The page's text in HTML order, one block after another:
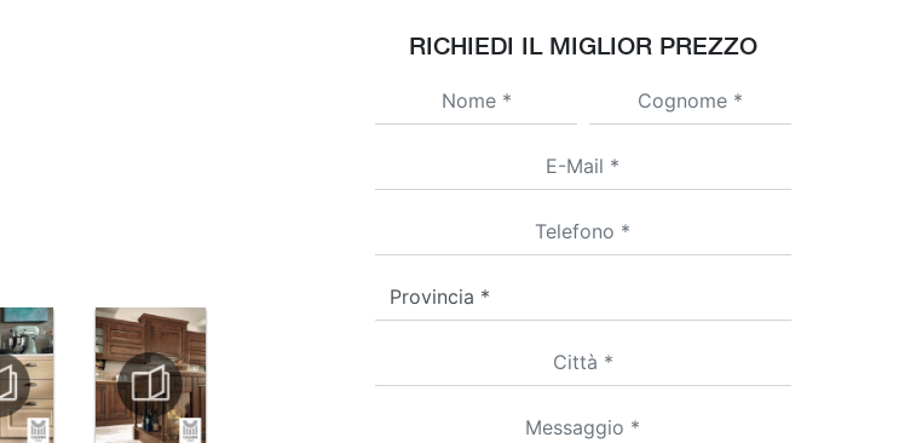
RICHIEDI IL MIGLIOR PREZZO